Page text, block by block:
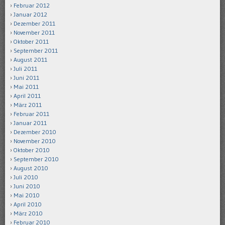
Februar 2012
Januar 2012
Dezember 2011
November 2011
Oktober 2011
September 2011
August 2011
Juli 2011
Juni 2011
Mai 2011
April 2011
März 2011
Februar 2011
Januar 2011
Dezember 2010
November 2010
Oktober 2010
September 2010
August 2010
Juli 2010
Juni 2010
Mai 2010
April 2010
März 2010
Februar 2010